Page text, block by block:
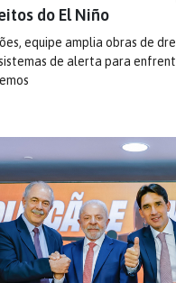
do El Niño
equipe amplia obras de
de alerta para